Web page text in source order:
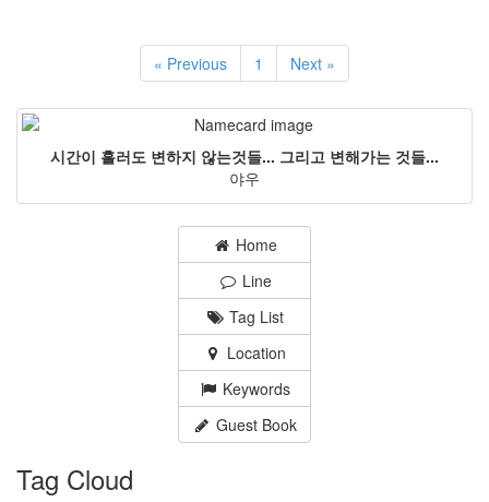
« Previous 1 Next »
시간이 흘러도 변하지 않는것들... 그리고 변해가는 것들...
야우
Home
Line
Tag List
Location
Keywords
Guest Book
Tag Cloud